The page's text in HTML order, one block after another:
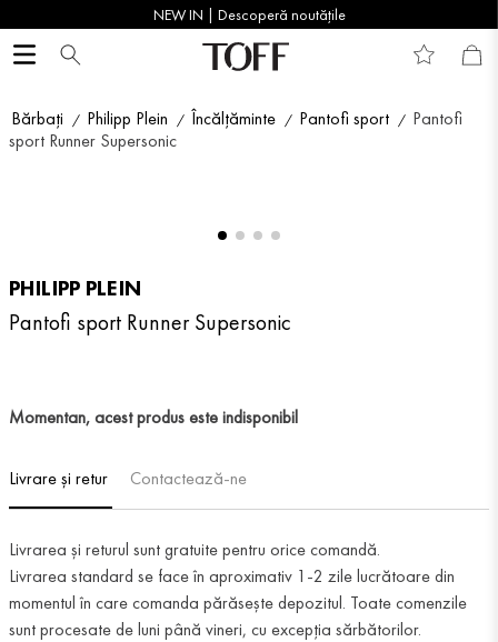
NEW IN | Descoperă noutățile
Bărbați Philipp Plein Încălțăminte Pantofi sport
Pantofi
sport Runner Supersonic
PHILIPP PLEIN
Pantofi sport Runner Supersonic
Momentan, acest produs este indisponibil
Livrare și retur Contactează-ne
Livrarea și returul sunt gratuite pentru orice comandă.
Livrarea standard se face în aproximativ 1-2 zile lucrătoare din
momentul în care comanda părăsește depozitul. Toate comenzile
sunt procesate de luni până vineri, cu excepția sărbătorilor.